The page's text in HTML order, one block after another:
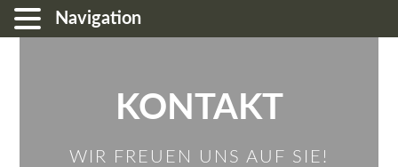
KONTAKT
WIR FREUEN UNS AUF SIE!
Navigation